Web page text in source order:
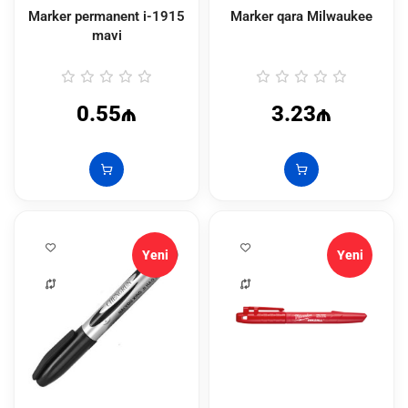
Marker permanent i-1915
mavi
0.55₼
Marker qara Milwaukee
3.23₼
Yeni Yeni